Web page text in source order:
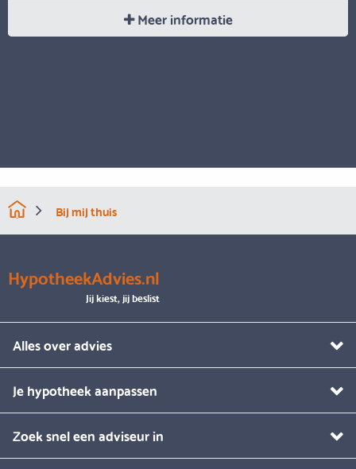
Meer informatie
Bij mij thuis
HypotheekAdvies.nl
Jij kiest, jij beslist
Alles over advies
Je hypotheek aanpassen
Zoek snel een adviseur in